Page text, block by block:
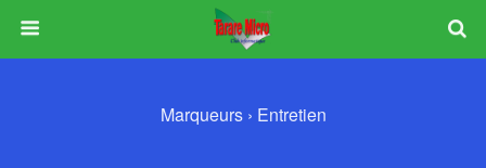
Marqueurs › Entretien